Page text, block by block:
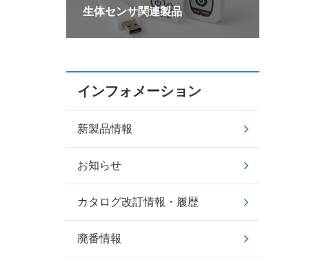
生体センサ関連製品
インフォメーション
新製品情報
お知らせ
カタログ改訂情報・履歴
廃番情報